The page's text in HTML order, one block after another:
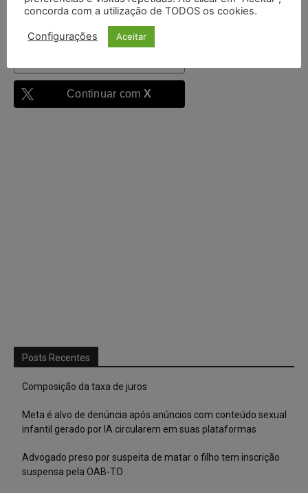
Continuar com X
Posts Recentes
Composição da taxa de juros
Meta é alvo de denúncia após anúncios com conteúdo sexual
infantil gerado por IA circularem em suas plataformas
Advogado preso por suspeita de matar o filho tem inscrição
suspensa pela OAB-TO
concorda com a utilização de TODOS os cookies.
Configurações Aceitar